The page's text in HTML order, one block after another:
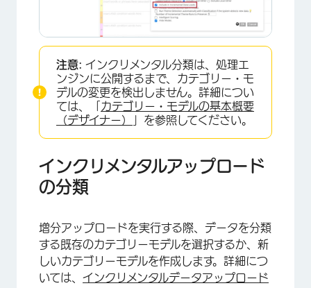
注意: インクリメンタル分類は、処理エ
ンジンに公開するまで、カテゴリー・モ
デルの変更を検出しません。詳細につい
ては、「 カテゴリー・モデルの基本概要
（デザイナー）
」を参照してください。
インクリメンタルアップロード
の分類
増分アップロードを実行する際、データを分類
する既存のカテゴリーモデルを選択するか、新
しいカテゴリーモデルを作成します。詳細につ
いては、 インクリメンタルデータアップロード